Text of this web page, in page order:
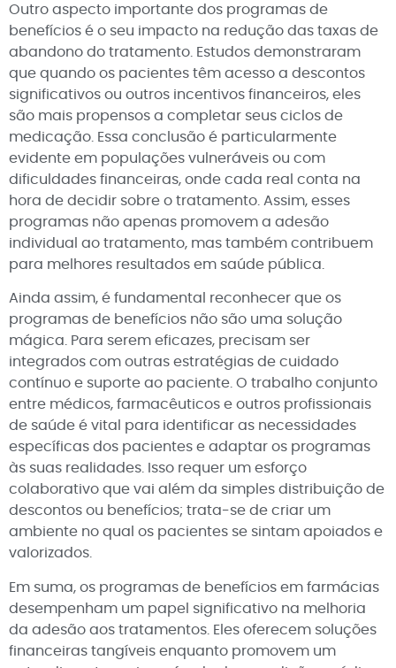
Outro aspecto importante dos programas de
benefícios é o seu impacto na redução das taxas de
abandono do tratamento. Estudos demonstraram
que quando os pacientes têm acesso a descontos
significativos ou outros incentivos financeiros, eles
são mais propensos a completar seus ciclos de
medicação. Essa conclusão é particularmente
evidente em populações vulneráveis ou com
dificuldades financeiras, onde cada real conta na
hora de decidir sobre o tratamento. Assim, esses
programas não apenas promovem a adesão
individual ao tratamento, mas também contribuem
para melhores resultados em saúde pública.
Ainda assim, é fundamental reconhecer que os
programas de benefícios não são uma solução
mágica. Para serem eficazes, precisam ser
integrados com outras estratégias de cuidado
contínuo e suporte ao paciente. O trabalho conjunto
entre médicos, farmacêuticos e outros profissionais
de saúde é vital para identificar as necessidades
específicas dos pacientes e adaptar os programas
às suas realidades. Isso requer um esforço
colaborativo que vai além da simples distribuição de
descontos ou benefícios; trata-se de criar um
ambiente no qual os pacientes se sintam apoiados e
valorizados.
Em suma, os programas de benefícios em farmácias
desempenham um papel significativo na melhoria
da adesão aos tratamentos. Eles oferecem soluções
financeiras tangíveis enquanto promovem um